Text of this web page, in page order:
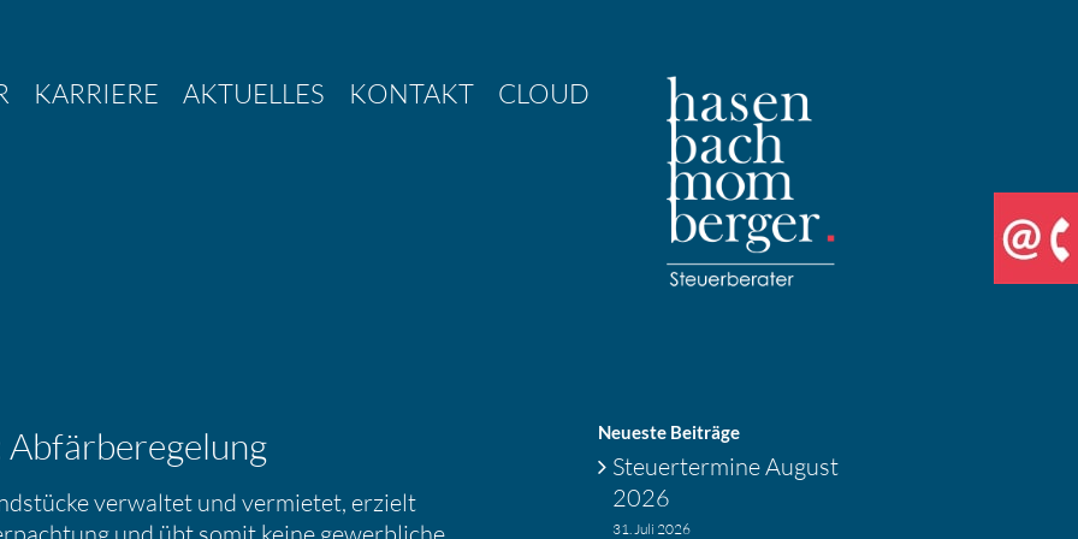
KARRIERE AKTUELLES KONTAKT CLOUD
verwaltet und vermietet, erzielt
Neueste Beiträge
Steuer­ter­mine August
2026
31. Juli 2026